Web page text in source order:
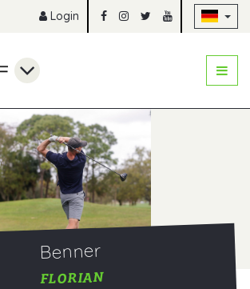
Login
Benner
FLORIAN